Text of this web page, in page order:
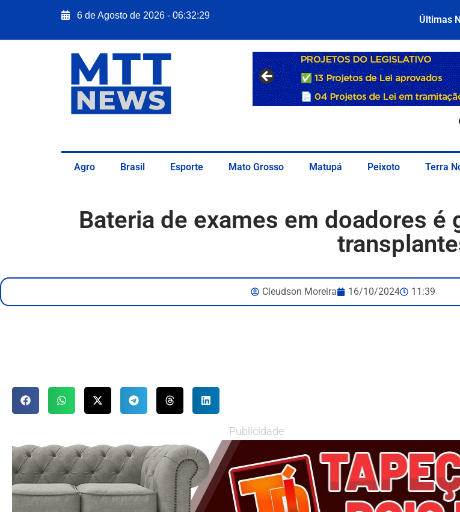
6 de Agosto de 2026 - 06:32:30 Últimas
Agro Brasil Esporte Mato Grosso Matupá Peixoto Terra
Bateria de exames em doadores é
Cleudson Moreira 16/10/2024 11:39
Publicidade